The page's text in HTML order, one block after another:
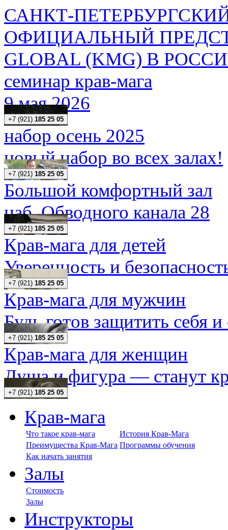
САНКТ-
ОФИЦИАЛЬНЫЙ
GLOBAL (KMG) В
семинар крав-мага
9 мая 2026
+7 (921) 185 25 05
набор осень 2025
новый набор во всех залах!
+7 (921) 185 25 05
Большой комфортный зал
наб. Обводного канала 28
+7 (921) 185 25 05
Крав-мага для детей
Уверенность и
+7 (921) 185 25 05
Крав-мага для мужчин
Будь готов защитить себя
+7 (921) 185 25 05
Крав-мага для женщин
Душа и фигура — станут
+7 (921) 185 25 05
Крав-мага
Что такое крав-мага
История Крав-Мага
Преимущества Крав-Мага Программы обучения
Как начать занятия
Залы
Стоимость
Залы
Инструкторы